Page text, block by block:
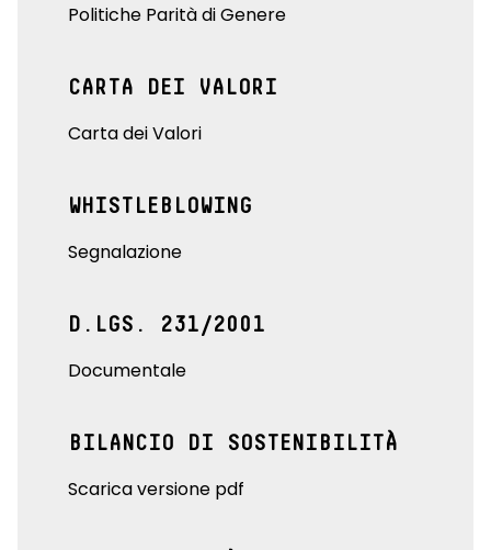
Politiche Parità di Genere
CARTA DEI VALORI
Carta dei Valori
WHISTLEBLOWING
Segnalazione
D.LGS. 231/2001
Documentale
BILANCIO DI SOSTENIBILITÀ
Scarica versione pdf